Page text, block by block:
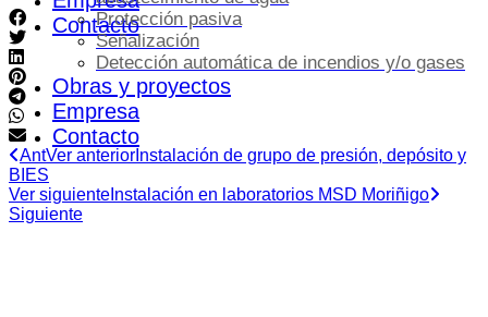
ContactoProtección pasiva
Señalización
Detección automática de incendios y/o gases
Obras y proyectos
Empresa
Contacto
AntVer anterior Instalación de grupo de presión, depósito y
BIES
Ver siguiente Instalación en laboratorios MSD Moriñigo
Siguiente